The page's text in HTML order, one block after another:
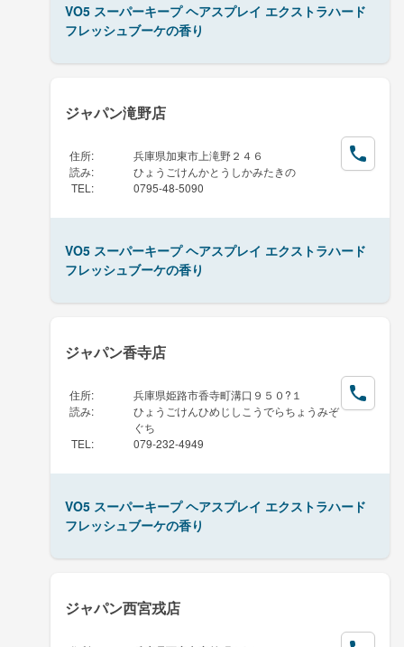
VO5 スーパーキープ ヘアスプレイ エクストラハード
フレッシュブーケの香り
ジャパン滝野店
住所:
兵庫県加東市上滝野２４６
読み:
ひょうごけんかとうしかみたきの
TEL : 0795-48-5090
VO5 スーパーキープ ヘアスプレイ エクストラハード
フレッシュブーケの香り
ジャパン香寺店
住所:
兵庫県姫路市香寺町溝口９５０?１
読み:
ひょうごけんひめじしこうでらちょうみぞ
ぐち
TEL : 079-232-4949
VO5 スーパーキープ ヘアスプレイ エクストラハード
フレッシュブーケの香り
ジャパン西宮戎店